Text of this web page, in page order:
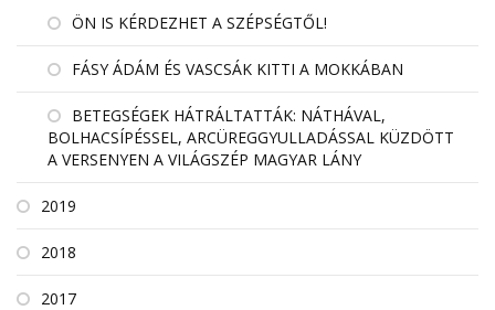
ÖN IS KÉRDEZHET A SZÉPSÉGTŐL!
FÁSY ÁDÁM ÉS VASCSÁK KITTI A MOKKÁBAN
BETEGSÉGEK HÁTRÁLTATTÁK: NÁTHÁVAL,
BOLHACSÍPÉSSEL, ARCÜREGGYULLADÁSSAL KÜZDÖTT
A VERSENYEN A VILÁGSZÉP MAGYAR LÁNY
2019
2018
2017